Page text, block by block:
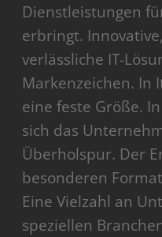
Dienstleistungen
erbringt.
verlässliche IT-
Markenzeichen. In
eine feste Größe.
sich das
Überholspur. Der
besonderen
Eine Vielzahl an
speziellen